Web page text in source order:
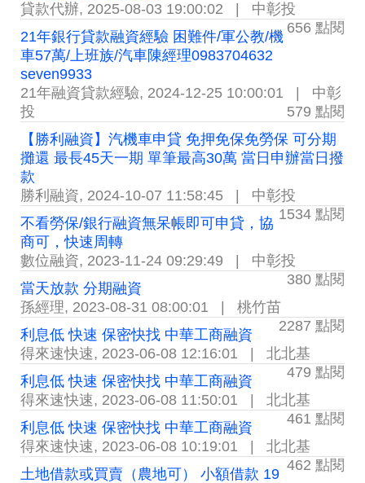
貸款代辦, 2025-08-03 19:00:02
中彰投
656 點閱
21年銀行貸款融資經驗 困難件/軍公教/機
車57萬/上班族/汽車陳經理0983704632
seven9933
21年融資貸款經驗, 2024-12-25 10:00:01
中彰
投
579 點閱
【勝利融資】汽機車申貸 免押免保免勞保 可分期
攤還 最長45天一期 單筆最高30萬 當日申辦當日撥
款
勝利融資, 2024-10-07 11:58:45
中彰投
1534 點閱
不看勞保/銀行融資無呆帳即可申貸，協
商可，快速周轉
數位融資, 2023-11-24 09:29:49
中彰投
380 點閱
當天放款 分期融資
孫經理, 2023-08-31 08:00:01
桃竹苗
2287 點閱
利息低 快速 保密快找 中華工商融資
得來速快速, 2023-06-08 12:16:01
北北基
479 點閱
利息低 快速 保密快找 中華工商融資
得來速快速, 2023-06-08 11:50:01
北北基
461 點閱
利息低 快速 保密快找 中華工商融資
得來速快速, 2023-06-08 10:19:01
北北基
462 點閱
土地借款或買賣（農地可） 小額借款 19